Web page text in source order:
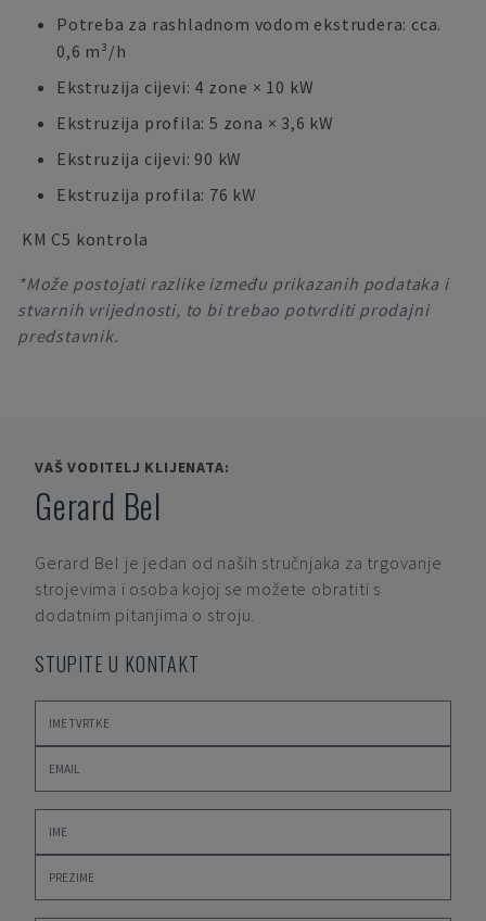
Potreba za rashladnom vodom ekstrudera: cca.
0,6 m³/h
Ekstruzija cijevi: 4 zone × 10 kW
Ekstruzija profila: 5 zona × 3,6 kW
Ekstruzija cijevi: 90 kW
Ekstruzija profila: 76 kW
KM C5 kontrola
*Može postojati razlike između prikazanih podataka i
stvarnih vrijednosti, to bi trebao potvrditi prodajni
predstavnik.
VAŠ VODITELJ KLIJENATA:
Gerard Bel
Gerard Bel je jedan od naših stručnjaka za trgovanje
strojevima i osoba kojoj se možete obratiti s
dodatnim pitanjima o stroju.
STUPITE U KONTAKT